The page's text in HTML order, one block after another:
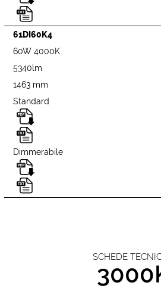
61DI60K4
60W 4000K
5340lm
1463 mm
Standard
Dimmerabile
SCHEDE